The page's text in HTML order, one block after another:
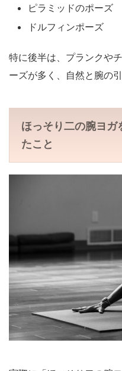
ピラミッドのポーズ
ドルフィンポーズ
特に後半は、プランクや
ーズが多く、自然と腕の
ほっそり二の腕ヨガ
たこと